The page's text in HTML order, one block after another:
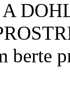
berte